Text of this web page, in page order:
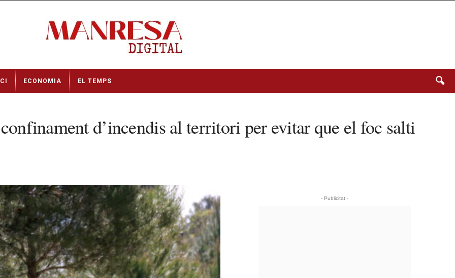
ECONOMIA EL TEMPS
d’incendis al territori per evitar que el foc salti
- Publicitat -